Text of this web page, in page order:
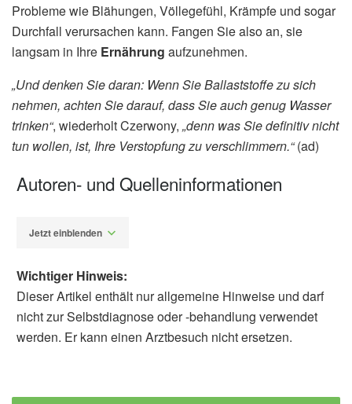
Probleme wie Blähungen, Völlegefühl, Krämpfe und sogar
Durchfall verursachen kann. Fangen Sie also an, sie
langsam in Ihre Ernährung aufzunehmen.
„Und denken Sie daran: Wenn Sie Ballaststoffe zu sich
nehmen, achten Sie darauf, dass Sie auch genug Wasser
trinken“, wiederholt Czerwony, „denn was Sie definitiv nicht
tun wollen, ist, Ihre Verstopfung zu verschlimmern.“(ad)
Autoren- und Quelleninformationen
Jetzt einblenden
Shower’ Drink Work?, (Abruf: 25.06.2022),
Wichtiger Hinweis:
Dieser Artikel enthält nur allgemeine Hinweise und darf
nicht zur Selbstdiagnose oder -behandlung verwendet
werden. Er kann einen Arztbesuch nicht ersetzen.